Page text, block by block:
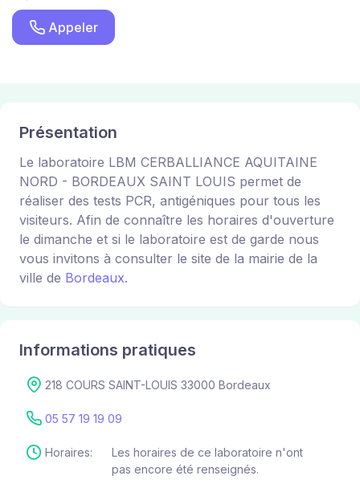
Appeler
Présentation
Le laboratoire LBM CERBALLIANCE AQUITAINE
NORD - BORDEAUX SAINT LOUIS permet de
réaliser des tests PCR, antigéniques pour tous les
visiteurs. Afin de connaître les horaires d'ouverture
le dimanche et si le laboratoire est de garde nous
vous invitons à consulter le site de la mairie de la
ville de Bordeaux.
Informations pratiques
218 COURS SAINT-LOUIS 33000 Bordeaux
05 57 19 19 09
Horaires:
Les horaires de ce laboratoire n'ont
pas encore été renseignés.